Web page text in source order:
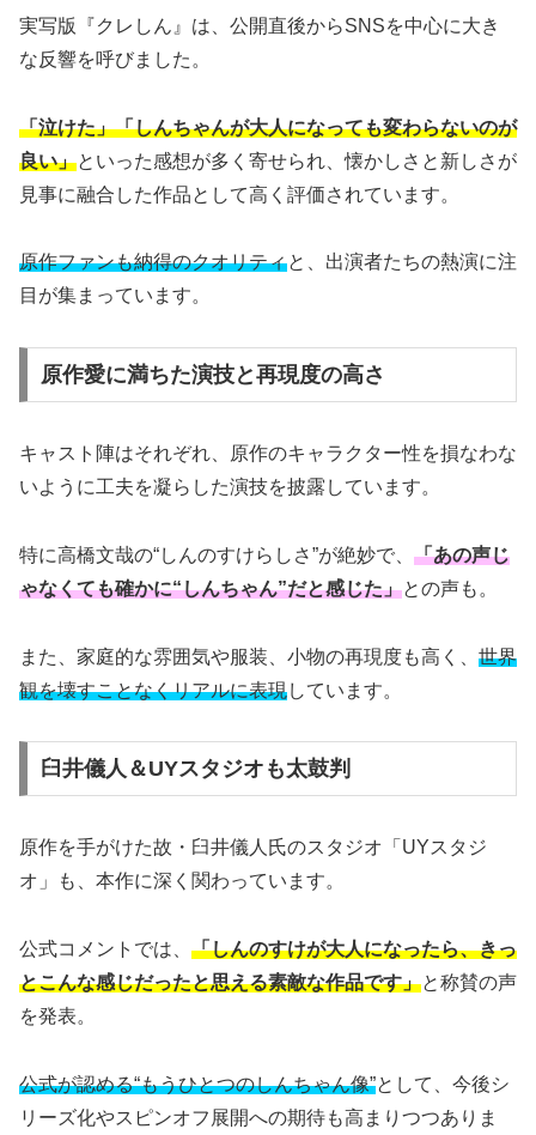
実写版『クレしん』は、公開直後からSNSを中心に大き
な反響を呼びました。
「泣けた」「しんちゃんが大人になっても変わらないのが
良い」といった感想が多く寄せられ、懐かしさと新しさが
見事に融合した作品として高く評価されています。
原作ファンも納得のクオリティと、出演者たちの熱演に注
目が集まっています。
原作愛に満ちた演技と再現度の高さ
キャスト陣はそれぞれ、原作のキャラクター性を損なわな
いように工夫を凝らした演技を披露しています。
特に高橋文哉の“しんのすけらしさ”が絶妙で、 「あの声じ
ゃなくても確かに“しんちゃん”だと感じた」との声も。
また、家庭的な雰囲気や服装、小物の再現度も高く、 世界
観を壊すことなくリアルに表現しています。
臼井儀人＆UYスタジオも太鼓判
原作を手がけた故・臼井儀人氏のスタジオ「UYスタジ
オ」も、本作に深く関わっています。
公式コメントでは、 「しんのすけが大人になったら、きっ
とこんな感じだったと思える素敵な作品です」と称賛の声
を発表。
公式が認める“もうひとつのしんちゃん像”として、今後シ
リーズ化やスピンオフ展開への期待も高まりつつありま